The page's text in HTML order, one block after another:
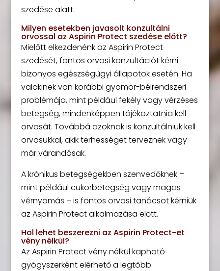
szedése alatt.
Milyen esetekben javasolt konzultálni
orvossal az Aspirin Protect szedése előtt?
Mielőtt elkezdenénk az Aspirin Protect
szedését, fontos orvosi konzultációt kérni
bizonyos egészségügyi állapotok esetén. Ha
valakinek van korábbi gyomor-bélrendszeri
problémája, mint például fekély vagy vérzéses
betegség, mindenképpen tájékoztatnia kell
orvosát. Továbbá azoknak is konzultálniuk kell
orvosukkal, akik terhességet terveznek vagy
már várandósak.
A krónikus betegségekben szenvedőknek –
mint például cukorbetegség vagy magas
vérnyomás – is fontos orvosi tanácsot kérniük
az Aspirin Protect alkalmazása előtt.
Hol lehet beszerezni az Aspirin Protect-et
vény nélkül?
Az Aspirin Protect vény nélkül kapható
gyógyszerként elérhető a legtöbb